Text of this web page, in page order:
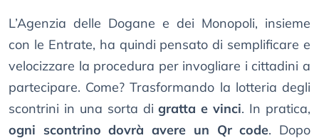
L’Agenzia delle Dogane e dei Monopoli, insieme
con le Entrate, ha quindi pensato di semplificare e
velocizzare la procedura per invogliare i cittadini a
partecipare. Come? Trasformando la lotteria degli
scontrini in una sorta digratta e vinci. In pratica,
ogni scontrino dovrà avere un Qr code. Dopo